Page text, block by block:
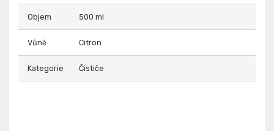
Objem 500 ml
Vůně Citron
Kategorie Čističe